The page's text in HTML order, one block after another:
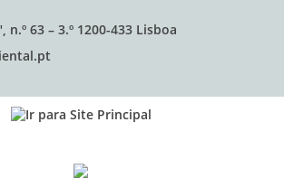
n.º 63 – 3.º 1200-433 Lisboa